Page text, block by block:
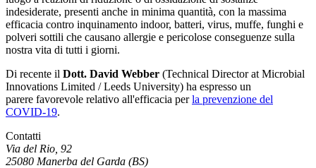
indesiderate, presenti anche in minima quantità, con la massima
efficacia contro inquinamento indoor, batteri, virus, muffe, funghi e
polveri sottili che causano allergie e pericolose conseguenze sulla
nostra vita di tutti i giorni.
Di recente il Dott. David Webber (Technical Director at Microbial
Innovations Limited / Leeds University) ha espresso un
parere favorevole relativo all'efficacia perla prevenzione del
COVID-19.
Contatti
Via del Rio, 92
25080 Manerba del Garda (BS)